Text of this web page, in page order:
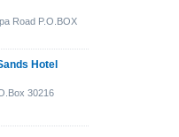
Road P.O.BOX
Hotel
30216